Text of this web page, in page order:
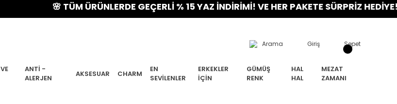
🌸 TÜM ÜRÜNLERDE GEÇERLİ % 15 YAZ İNDİRİMİ! VE HER PAKETE SÜRPRİZ HEDİYE!
Arama Giriş Sepet
ANTI -
ALERJEN
AKSESUAR CHARM
EN
SEVILENLER
ERKEKLER
İÇIN
GÜMÜŞ
RENK
HAL
HAL
MEZAT
ZAMANI